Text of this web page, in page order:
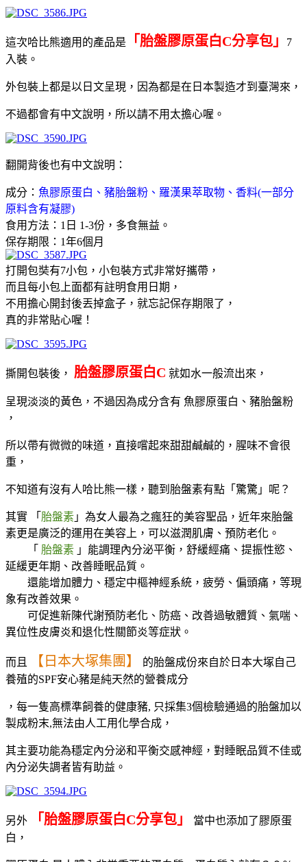
這次哈比熊適用的產品是 「胎盤膠原蛋白C分享包」
7
入裝。
外包裝上都是以日文呈現，因為都是在日本製造才到臺灣來，
不過都會有中文說明，所以請不用太擔心喔。
翻開背後也有中文說明：
成分： 魚膠原蛋白、豬胎盤粉、羅漢果萃取物、香料(一部分
原料含有凝膠)
食用方法：1日 1-3份，多食無益。
保存期限：1年6個月
打開包奘有7小包，小包裝方式非常好攜帶，
而且每小包上面都有註明食用日期，
不用擔心開封後丟掉盒子，就忘記保存期限了，
真的非常貼心喔！
撕開包裝後， 胎盤膠原蛋白C 就如水一般流出來，
呈現淡淡的黃色，不過因為成分含有 魚膠原蛋白、豬胎盤粉
，
所以帶有微微的味道，直接嚐起來甜甜鹹鹹的，腥味不會很
重，
不知道有沒有人哈比熊一樣，聽到胎盤素有點「驚驚」呢？
其實 「 胎盤素 」為女人最為之瘋狂的美容聖品，近年來胎盤
素更是廣泛的運用在美容上，可以滋潤肌膚、預防老化。
「 胎盤素 」能調理內分泌平衡，舒緩經痛、提振性慾、
延緩更年期、改善睡眠品質。
還能增加體力、穩定中樞神經系統，疲勞、偏頭痛，等現
象有改善效果。
可促進新陳代謝預防老化、防癌、改善過敏體質、氣喘、
異位性皮膚炎和退化性關節炎等症狀。
而且 【日本大塚集團】
的胎盤成份來自於日本大塚自己
養殖的SPF安心豬是純天然的營養成分
，每一隻高標準飼養的健康豬, 只採集3個檢驗通過的胎盤加以
製成粉末,無法由人工用化學合成，
其主要功能為穩定內分泌和平衡交感神經，對睡眠品質不佳或
內分泌失調者皆有助益。
另外 「胎盤膠原蛋白C分享包」
當中也添加了膠原蛋
白，